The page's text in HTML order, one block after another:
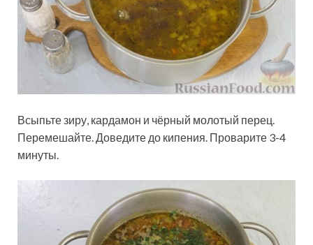
Всыпьте зиру, кардамон и чёрный молотый перец.
Перемешайте. Доведите до кипения. Проварите 3-4
минуты.